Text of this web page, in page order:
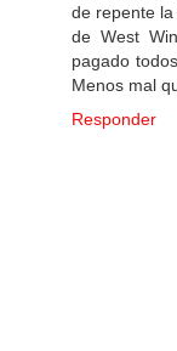
de repente
de West
pagado
Menos mal
Responder